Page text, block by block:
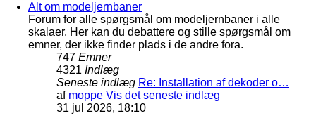
Alt om modeljernbaner
Forum for alle spørgsmål om modeljernbaner i alle
skalaer. Her kan du debattere og stille spørgsmål om
emner, der ikke finder plads i de andre fora.
747 Emner
4321 Indlæg
Seneste indlæg Re: Installation af dekoder o…
af moppe Vis det seneste indlæg
31 jul 2026, 18:10